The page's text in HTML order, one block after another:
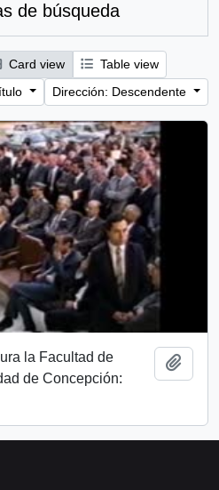
de búsqueda
Card view
Table view
Dirección: Descendente
la Facultad de
de Concepción: